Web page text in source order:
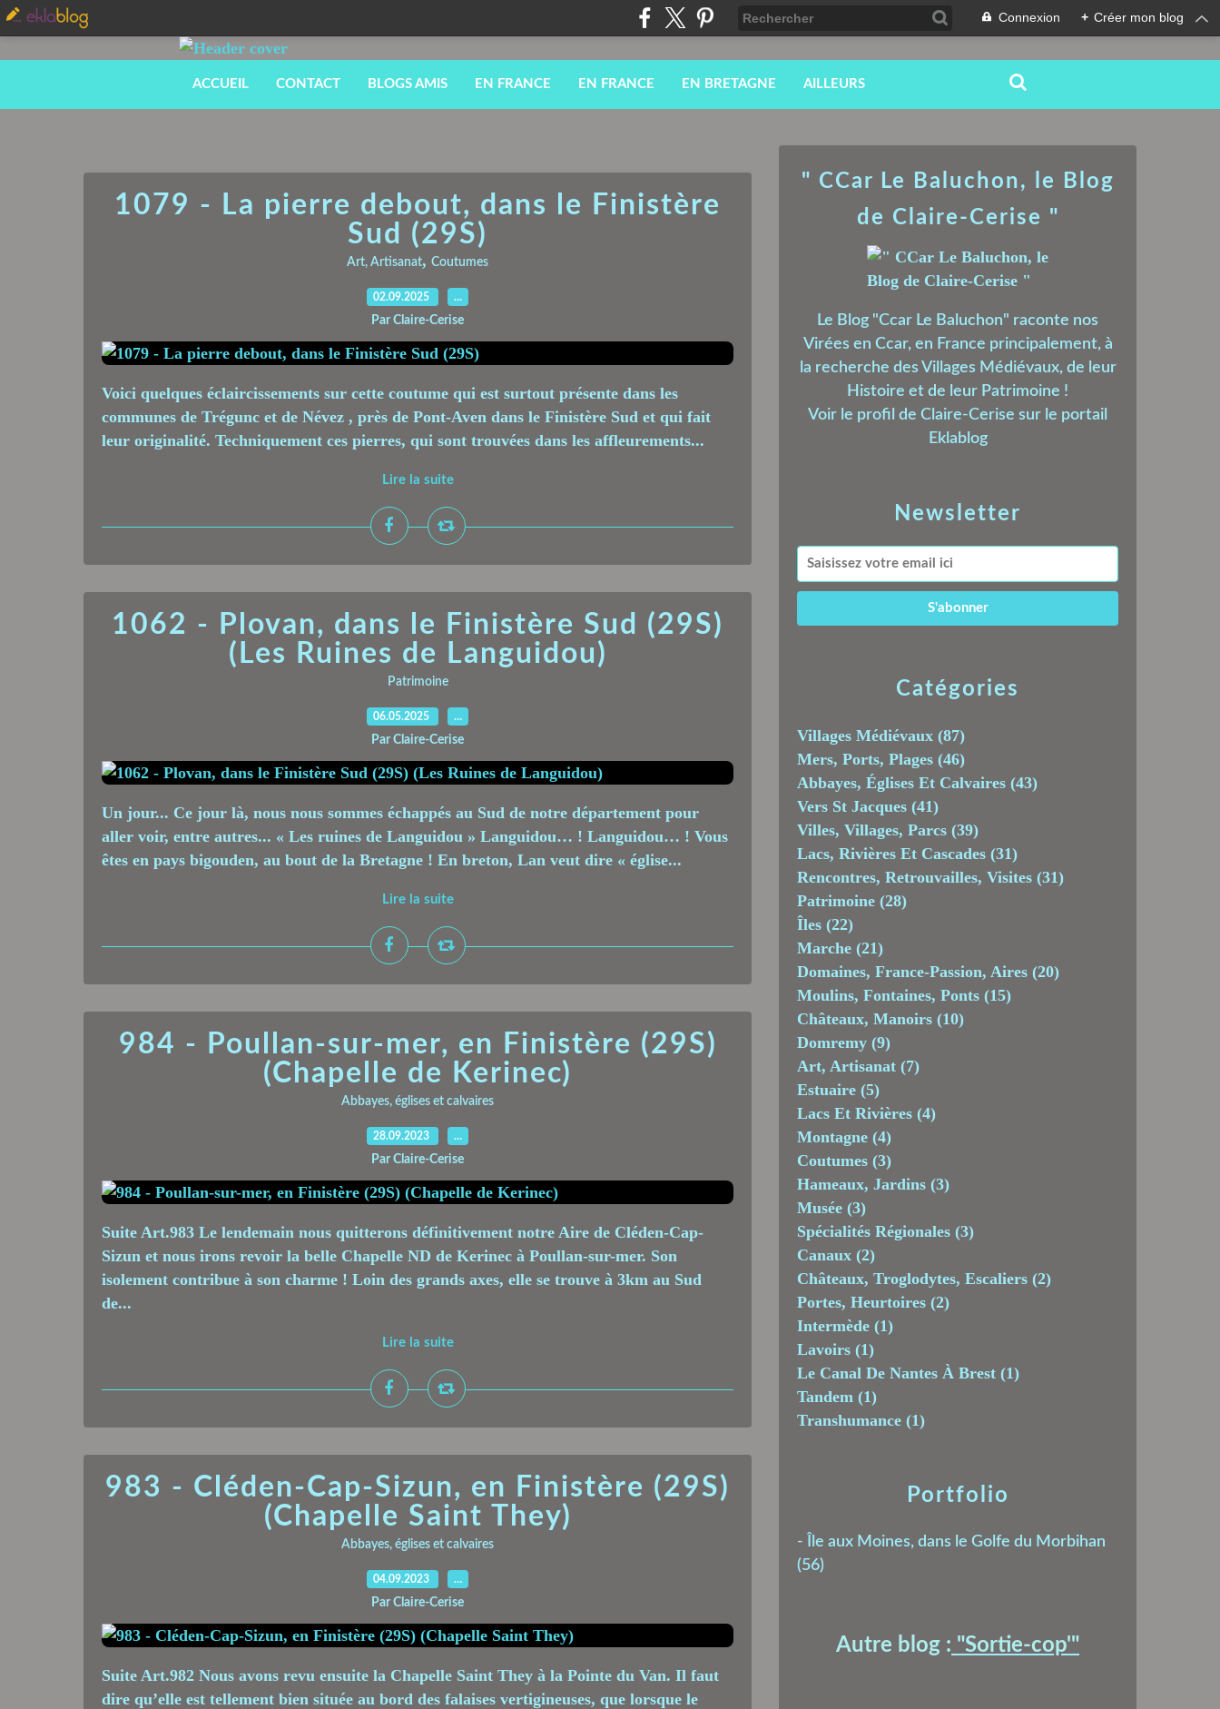
Connexion + Créer mon blog
ACCUEIL CONTACT BLOGS AMIS EN FRANCE EN FRANCE EN BRETAGNE AILLEURS
1079 - La pierre debout, dans le Finistère
Sud (29S)
Art, Artisanat, Coutumes
02.09.2025 …
Par Claire-Cerise
Voici quelques éclaircissements sur cette coutume qui est surtout présente dans les
communes de Trégunc et de Névez , près de Pont-Aven dans le Finistère Sud et qui fait
leur originalité. Techniquement ces pierres, qui sont trouvées dans les affleurements...
Lire la suite
1062 - Plovan, dans le Finistère Sud (29S)
(Les Ruines de Languidou)
Patrimoine
06.05.2025 …
Par Claire-Cerise
Un jour... Ce jour là, nous nous sommes échappés au Sud de notre département pour
aller voir, entre autres... « Les ruines de Languidou » Languidou… ! Languidou… ! Vous
êtes en pays bigouden, au bout de la Bretagne ! En breton, Lan veut dire « église...
Lire la suite
984 - Poullan-sur-mer, en Finistère (29S)
(Chapelle de Kerinec)
Abbayes, églises et calvaires
28.09.2023 …
Par Claire-Cerise
Suite Art.983 Le lendemain nous quitterons définitivement notre Aire de Cléden-Cap-
Sizun et nous irons revoir la belle Chapelle ND de Kerinec à Poullan-sur-mer. Son
isolement contribue à son charme ! Loin des grands axes, elle se trouve à 3km au Sud
de...
Lire la suite
983 - Cléden-Cap-Sizun, en Finistère (29S)
(Chapelle Saint They)
Abbayes, églises et calvaires
04.09.2023 …
Par Claire-Cerise
Suite Art.982 Nous avons revu ensuite la Chapelle Saint They à la Pointe du Van. Il faut
dire qu’elle est tellement bien située au bord des falaises vertigineuses, que lorsque le
Newsletter
Catégories
Villages Médiévaux (87)
Mers, Ports, Plages (46)
Abbayes, Églises Et Calvaires (43)
Vers St Jacques (41)
Villes, Villages, Parcs (39)
Lacs, Rivières Et Cascades (31)
Rencontres, Retrouvailles, Visites (31)
Patrimoine (28)
Îles (22)
Marche (21)
Domaines, France-Passion, Aires (20)
Moulins, Fontaines, Ponts (15)
Châteaux, Manoirs (10)
Domremy (9)
Art, Artisanat (7)
Estuaire (5)
Lacs Et Rivières (4)
Montagne (4)
Coutumes (3)
Hameaux, Jardins (3)
Musée (3)
Spécialités Régionales (3)
Canaux (2)
Châteaux, Troglodytes, Escaliers (2)
Portes, Heurtoires (2)
Intermède (1)
Lavoirs (1)
Le Canal De Nantes À Brest (1)
Tandem (1)
Transhumance (1)
" CCar Le Baluchon, le Blog
de Claire-Cerise "
Le Blog "Ccar Le Baluchon" raconte nos
Virées en Ccar, en France principalement, à
la recherche des Villages Médiévaux, de leur
Histoire et de leur Patrimoine !
Voir le profil de Claire-Cerise sur le portail
Eklablog
Portfolio
- Île aux Moines, dans le Golfe du Morbihan
(56)
Autre blog : "Sortie-cop'"